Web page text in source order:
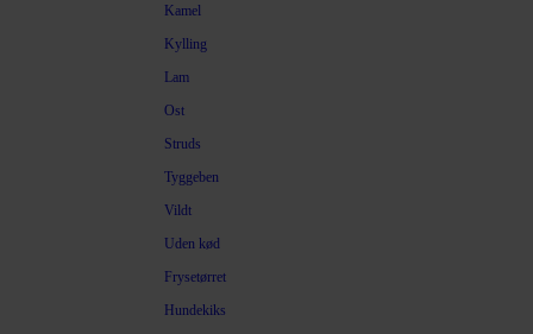
Kamel
Kylling
Lam
Ost
Struds
Tyggeben
Vildt
Uden kød
Frysetørret
Hundekiks